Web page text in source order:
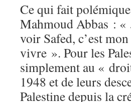
Ce qui fait
Mahmoud Abbas : «
voir Safed, c’est
vivre ». Pour les
simplement au «
1948 et de leurs
Palestine depuis la